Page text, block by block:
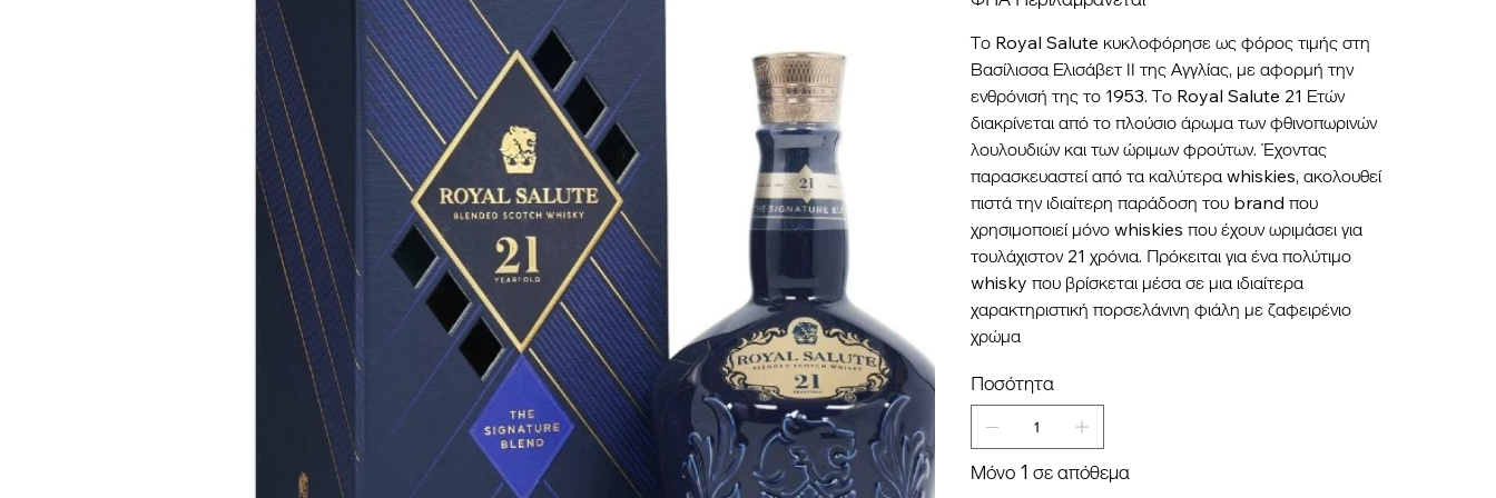
Το Royal Salute κυκλοφόρησε ως φόρος τιμής στη
Βασίλισσα Ελισάβετ ΙΙ της Αγγλίας, με αφορμή την
ενθρόνισή της το 1953. Το Royal Salute 21 Ετών
διακρίνεται από το πλούσιο άρωμα των φθινοπωρινών
λουλουδιών και των ώριμων φρούτων. Έχοντας
παρασκευαστεί από τα καλύτερα whiskies, ακολουθεί
πιστά την ιδιαίτερη παράδοση του brand που
χρησιμοποιεί μόνο whiskies που έχουν ωριμάσει για
τουλάχιστον 21 χρόνια. Πρόκειται για ένα πολύτιμο
whisky που βρίσκεται μέσα σε μια ιδιαίτερα
χαρακτηριστική πορσελάνινη φιάλη με ζαφειρένιο
χρώμα
Ποσότητα
Μόνο 1 σε απόθεμα